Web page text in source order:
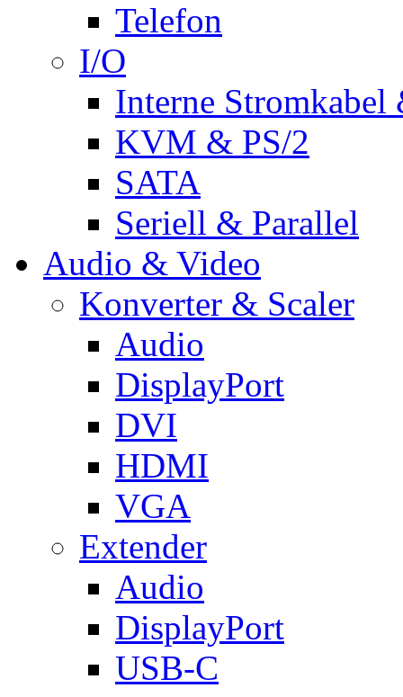
Telefon
I/O
Interne Stromkabel
KVM & PS/2
SATA
Seriell & Parallel
Audio & Video
Konverter & Scaler
Audio
DisplayPort
DVI
HDMI
VGA
Extender
Audio
DisplayPort
USB-C